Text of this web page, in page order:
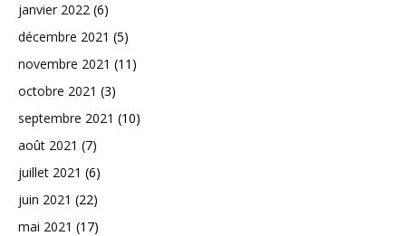
janvier 2022 (6)
décembre 2021 (5)
novembre 2021 (11)
octobre 2021 (3)
septembre 2021 (10)
août 2021 (7)
juillet 2021 (6)
juin 2021 (22)
mai 2021 (17)